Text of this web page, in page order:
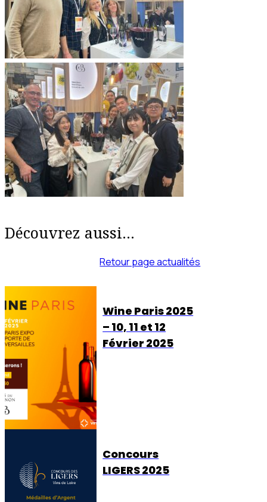
Découvrez aussi...
Retour page actualités
Wine Paris 2025
– 10, 11 et 12
Février 2025
Concours
LIGERS 2025